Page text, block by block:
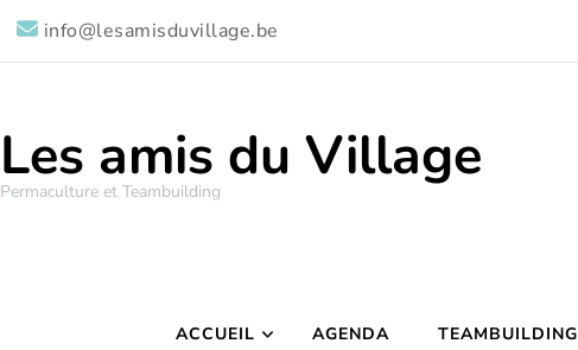
info@lesamisduvillage.be
Les amis du Village
Permaculture et Teambuilding
ACCUEIL AGENDA TEAMBUILDING